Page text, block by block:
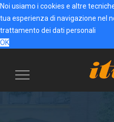
Noi usiamo i cookies e altre
tua esperienza di navigazione nel
trattamento dei dati personali
OK
Menu